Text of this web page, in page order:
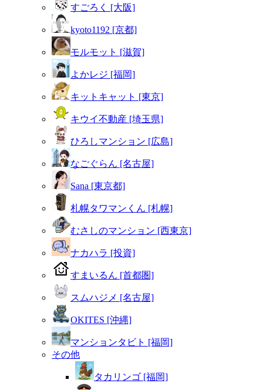
すごろく [大阪]
kyoto1192 [京都]
モルモット [滋賀]
よかレジ [福岡]
キットキャット [東京]
キウイ不動産 [埼玉県]
ひろしマンション [広島]
なごぐらん [名古屋]
Sana [東京都]
札幌タワマンくん [札幌]
むさしのマンション [西東京]
ナカハラ [投資]
すまいるん [首都圏]
スムハジメ [名古屋]
OKITES [沖縄]
マンションタビト [福岡]
その他
タカリンゴ [福岡]